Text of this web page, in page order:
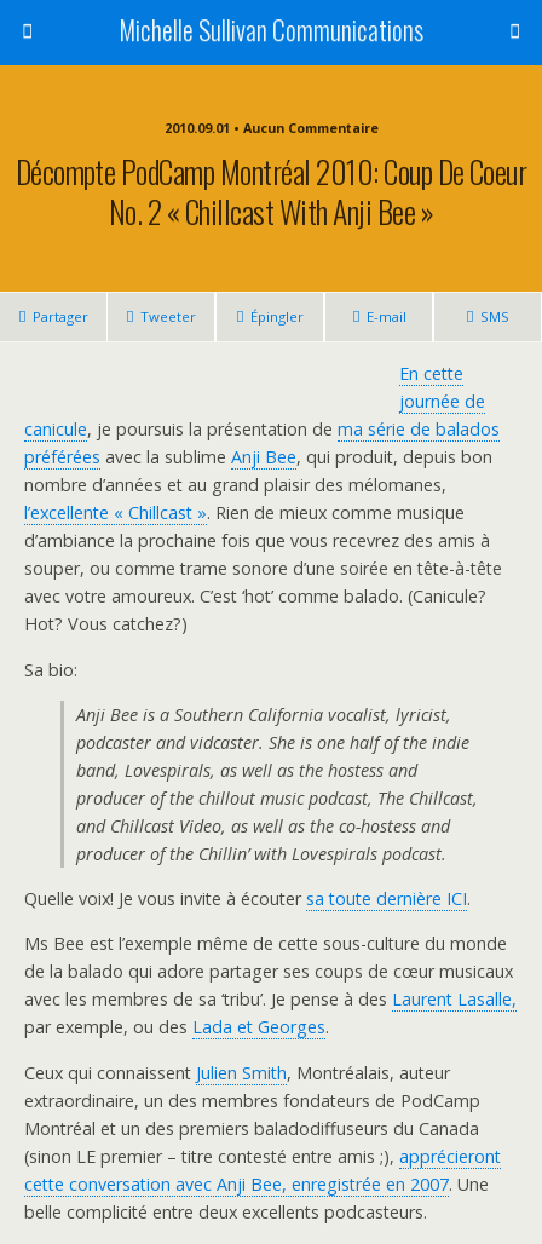
Michelle Sullivan Communications
2010.09.01 • Aucun Commentaire
Décompte PodCamp Montréal 2010: Coup De Coeur
No. 2 « Chillcast With Anji Bee »
Partager Tweeter Épingler E-mail SMS
En cette
journée de
canicule, je poursuis la présentation de ma série de balados
préférées avec la sublime Anji Bee, qui produit, depuis bon
nombre d’années et au grand plaisir des mélomanes,
l’excellente « Chillcast ». Rien de mieux comme musique
d’ambiance la prochaine fois que vous recevrez des amis à
souper, ou comme trame sonore d’une soirée en tête-à-tête
avec votre amoureux. C’est ‘hot’ comme balado. (Canicule?
Hot? Vous catchez?)
Sa bio:
Anji Bee is a Southern California vocalist, lyricist,
podcaster and vidcaster. She is one half of the indie
band, Lovespirals, as well as the hostess and
producer of the chillout music podcast, The Chillcast,
and Chillcast Video, as well as the co-hostess and
producer of the Chillin’ with Lovespirals podcast.
Quelle voix! Je vous invite à écoutersa toute dernière ICI.
Ms Bee est l’exemple même de cette sous-culture du monde
de la balado qui adore partager ses coups de cœur musicaux
avec les membres de sa ‘tribu’. Je pense à des Laurent Lasalle,
par exemple, ou des Lada et Georges.
Ceux qui connaissent Julien Smith, Montréalais, auteur
extraordinaire, un des membres fondateurs de PodCamp
Montréal et un des premiers baladodiffuseurs du Canada
(sinon LE premier – titre contesté entre amis ;), apprécieront
cette conversation avec Anji Bee, enregistrée en 2007. Une
belle complicité entre deux excellents podcasteurs.